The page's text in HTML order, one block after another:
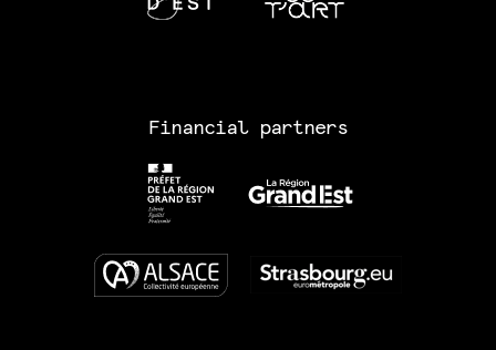
Financial partners